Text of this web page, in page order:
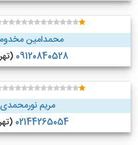
محمدامین
09120840528
مریم نورمحمدی
02144265054